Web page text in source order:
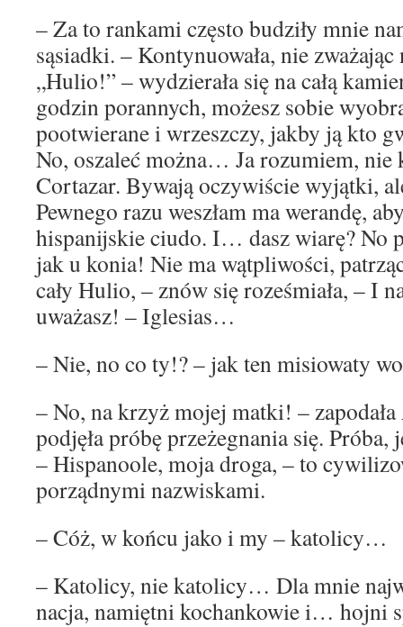
– Za to rankami często budziły mnie
sąsiadki. – Kontynuowała, nie
„Hulio!” – wydzierała się na całą
godzin porannych, możesz sobie
pootwierane i wrzeszczy, jakby ją kto
No, oszaleć można… Ja rozumiem,
Cortazar. Bywają oczywiście wyjątki,
Pewnego razu weszłam ma werandę,
hispanijskie ciudo. I… dasz wiarę? No
jak u konia! Nie ma wątpliwości,
cały Hulio, – znów się roześmiała, – I
uważasz! – Iglesias…
– Nie, no co ty!? – jak ten misiowaty
– No, na krzyż mojej matki! –
podjęła próbę przeżegnania się.
– Hispanoole, moja droga, – to
porządnymi nazwiskami.
– Cóż, w końcu jako i my – katolicy…
– Katolicy, nie katolicy… Dla mnie
nacja, namiętni kochankowie i… hojni